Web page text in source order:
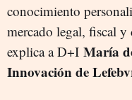
conocimiento
mercado legal, fiscal
explica a D+I María
Innovación de